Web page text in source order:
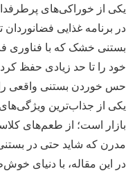
یکی از خوراکی‌های
در برنامه غذایی
بستنی خشک که با فناوری
خود را تا حد زیادی حفظ
حس خوردن بستنی واقعی
یکی از جذاب‌ترین
بازار است؛ از طعم‌های
مدرن که شاید حتی در
در این مقاله، با دنیای